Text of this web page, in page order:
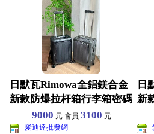
日默瓦Rimowa全鋁鎂合金
新款防爆拉杆箱行李箱密碼
鎖萬向輪登機箱21
9000 元 會員 3100 元
愛迪達批發網
日
新
鎖